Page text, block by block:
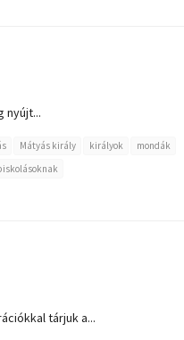
nyújt...
Mátyás király királyok
mondák
tárjuk a...